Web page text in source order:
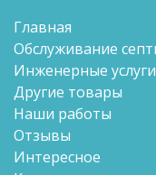
Главная
Обслуживание
Инженерные услуги
Другие товары
Наши работы
Отзывы
Интересное